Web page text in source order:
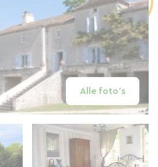
Alle foto's